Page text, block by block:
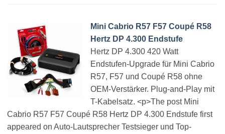
Mini Cabrio R57 F57 Coupé R58
Hertz DP 4.300 Endstufe
Hertz DP 4.300 420 Watt
Endstufen-Upgrade für Mini Cabrio
R57, F57 und Coupé R58 ohne
OEM-Verstärker. Plug-and-Play mit
T-Kabelsatz. <p>The post Mini
Cabrio R57 F57 Coupé R58 Hertz DP 4.300 Endstufe first
appeared on Auto-Lautsprecher Testsieger und Top-